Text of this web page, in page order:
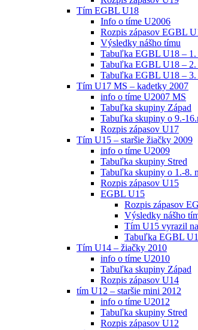
Tím EGBL U18
Info o tíme U2006
Rozpis zápasov EGBL
Výsledky nášho tímu
Tabuľka EGBL U18 – 1.
Tabuľka EGBL U18 – 2.
Tabuľka EGBL U18 – 3.
Tím U17 MS – kadetky 2007
info o tíme U2007 MS
Tabuľka skupiny Západ
Tabuľka skupiny o 9.-
Rozpis zápasov U17
Tím U15 – staršie žiačky 2009
info o tíme U2009
Tabuľka skupiny Stred
Tabuľka skupiny o 1.-8.
Rozpis zápasov U15
EGBL U15
Rozpis zápasov
Výsledky nášho
Tím U15 vyrazil
Tabuľka EGBL
Tím U14 – žiačky 2010
info o tíme U2010
Tabuľka skupiny Západ
Rozpis zápasov U14
tím U12 – staršie mini 2012
info o tíme U2012
Tabuľka skupiny Stred
Rozpis zápasov U12